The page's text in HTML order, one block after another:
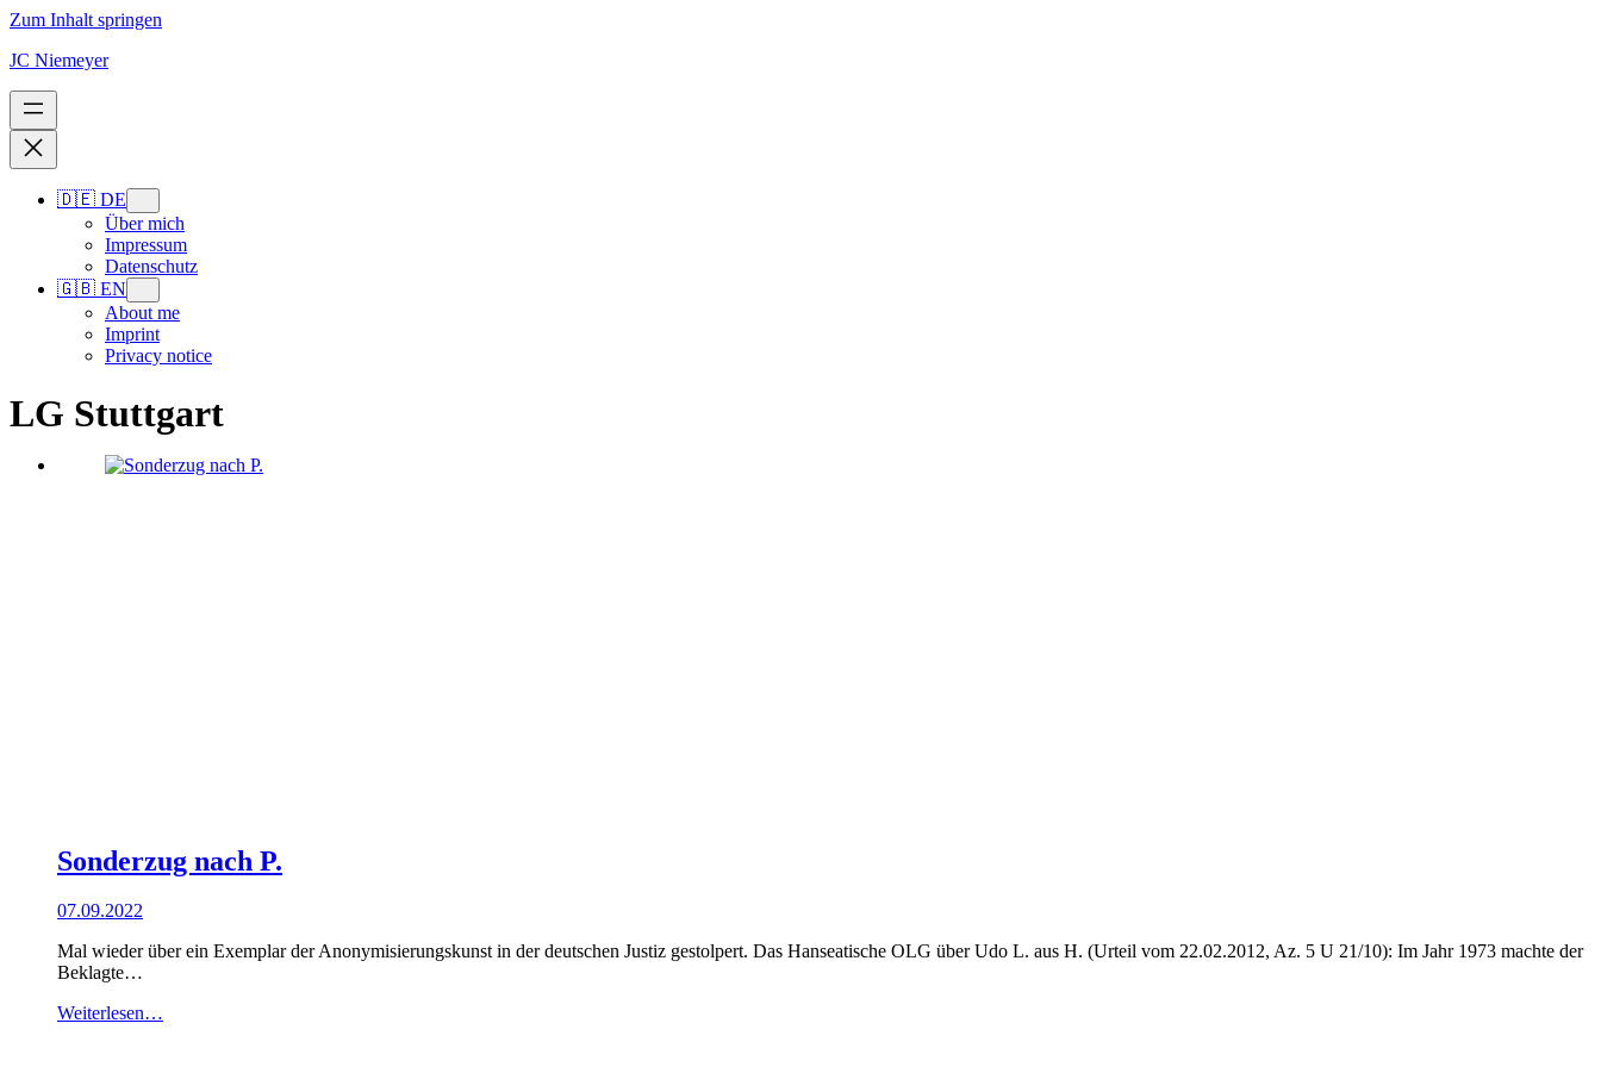
Zum Inhalt springen
JC Niemeyer
🇩🇪 DE
Über mich
Impressum
Datenschutz
🇬🇧 EN
About me
Imprint
Privacy notice
LG Stuttgart
Sonderzug nach P.
07.09.2022
Mal wieder über ein Exemplar der Anonymisierungskunst in der deutschen Justiz gestolpert. Das Hanseatische OLG über Udo L. aus H. (Urteil vom 22.02.2012, Az. 5 U 21/10): Im Jahr 1973 machte der
Beklagte…
Weiterlesen…